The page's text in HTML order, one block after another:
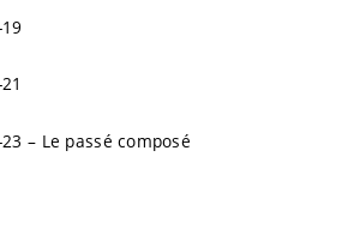
– Le passé composé